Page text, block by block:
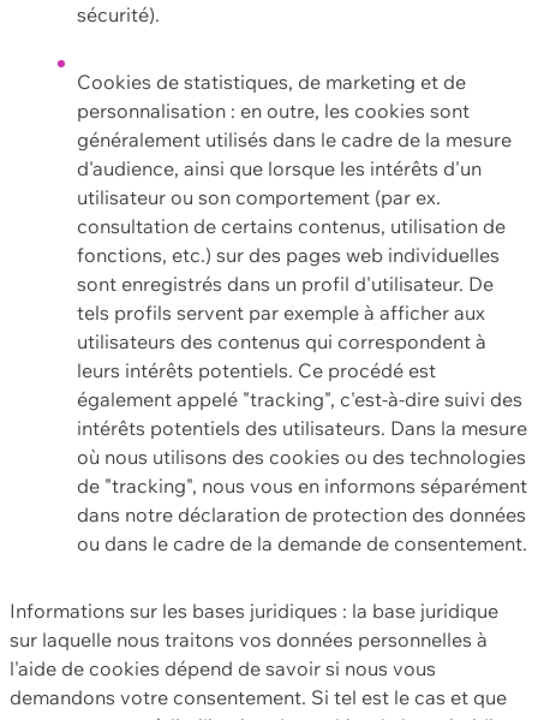
sécurité).
Cookies de statistiques, de marketing et de
personnalisation : en outre, les cookies sont
généralement utilisés dans le cadre de la mesure
d'audience, ainsi que lorsque les intérêts d'un
utilisateur ou son comportement (par ex.
consultation de certains contenus, utilisation de
fonctions, etc.) sur des pages web individuelles
sont enregistrés dans un profil d'utilisateur. De
tels profils servent par exemple à afficher aux
utilisateurs des contenus qui correspondent à
leurs intérêts potentiels. Ce procédé est
également appelé "tracking", c'est-à-dire suivi des
intérêts potentiels des utilisateurs. Dans la mesure
où nous utilisons des cookies ou des technologies
de "tracking", nous vous en informons séparément
dans notre déclaration de protection des données
ou dans le cadre de la demande de consentement.
Informations sur les bases juridiques : la base juridique
sur laquelle nous traitons vos données personnelles à
l'aide de cookies dépend de savoir si nous vous
demandons votre consentement. Si tel est le cas et que